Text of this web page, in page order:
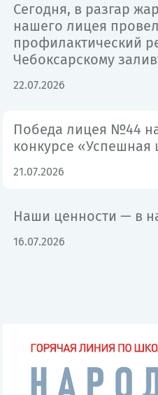
Сегодня, в разгар
нашего лицея
профилактический
Чебоксарскому
22.07.2026
Победа лицея №44
конкурсе «Успешная
21.07.2026
Наши ценности — в
16.07.2026